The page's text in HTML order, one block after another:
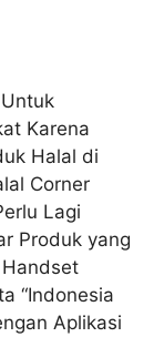
Karena
Halal di
Corner
Lagi
Produk yang
“Indonesia
Aplikasi